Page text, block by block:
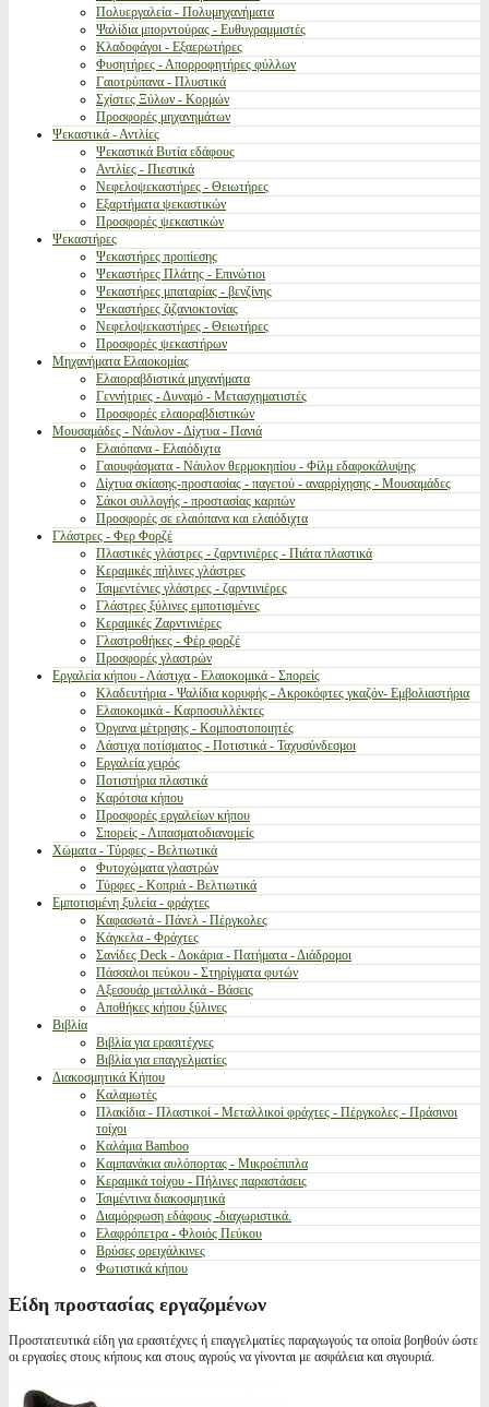
Πολυεργαλεία - Πολυμηχανήματα
Ψαλίδια μπορντούρας - Ευθυγραμμιστές
Κλαδοφάγοι - Εξαερωτήρες
Φυσητήρες - Απορροφητήρες φύλλων
Γαιοτρύπανα - Πλυστικά
Σχίστες Ξύλων - Κορμών
Προσφορές μηχανημάτων
Ψεκαστικά - Αντλίες
Ψεκαστικά Βυτία εδάφους
Αντλίες - Πιεστικά
Νεφελοψεκαστήρες - Θειωτήρες
Εξαρτήματα ψεκαστικών
Προσφορές ψεκαστικών
Ψεκαστήρες
Ψεκαστήρες προπίεσης
Ψεκαστήρες Πλάτης - Επινώτιοι
Ψεκαστήρες μπαταρίας - βενζίνης
Ψεκαστήρες ζιζανιοκτονίας
Νεφελοψεκαστήρες - Θειωτήρες
Προσφορές ψεκαστήρων
Μηχανήματα Ελαιοκομίας
Ελαιοραβδιστικά μηχανήματα
Γεννήτριες - Δυναμό - Μετασχηματιστές
Προσφορές ελαιοραβδιστικών
Μουσαμάδες - Νάυλον - Δίχτυα - Πανιά
Ελαιόπανα - Ελαιόδιχτα
Γαιουφάσματα - Νάυλον θερμοκηπίου - Φίλμ εδαφοκάλυψης
Δίχτυα σκίασης-προστασίας - παγετού - αναρρίχησης - Μουσαμάδες
Σάκοι συλλογής - προστασίας καρπών
Προσφορές σε ελαιόπανα και ελαιόδιχτα
Γλάστρες - Φερ Φορζέ
Πλαστικές γλάστρες - ζαρντινιέρες - Πιάτα πλαστικά
Κεραμικές πήλινες γλάστρες
Τσιμεντένιες γλάστρες - ζαρντινιέρες
Γλάστρες ξύλινες εμποτισμένες
Κεραμικές Ζαρντινιέρες
Γλαστροθήκες - Φέρ φορζέ
Προσφορές γλαστρών
Εργαλεία κήπου - Λάστιχα - Ελαιοκομικά - Σπορείς
Κλαδευτήρια - Ψαλίδια κορυφής - Ακροκόφτες γκαζόν- Εμβολιαστήρια
Ελαιοκομικά - Καρποσυλλέκτες
Όργανα μέτρησης - Κομποστοποιητές
Λάστιχα ποτίσματος - Ποτιστικά - Ταχυσύνδεσμοι
Εργαλεία χειρός
Ποτιστήρια πλαστικά
Καρότσια κήπου
Προσφορές εργαλείων κήπου
Σπορείς - Λιπασματοδιανομείς
Χώματα - Τύρφες - Βελτιωτικά
Φυτοχώματα γλαστρών
Τύρφες - Κοπριά - Βελτιωτικά
Εμποτισμένη ξυλεία - φράχτες
Καφασωτά - Πάνελ - Πέργκολες
Κάγκελα - Φράχτες
Σανίδες Deck - Δοκάρια - Πατήματα - Διάδρομοι
Πάσσαλοι πεύκου - Στηρίγματα φυτών
Αξεσουάρ μεταλλικά - Βάσεις
Αποθήκες κήπου ξύλινες
Βιβλία
Βιβλία για ερασιτέχνες
Βιβλία για επαγγελματίες
Διακοσμητικά Κήπου
Καλαμωτές
Πλακίδια - Πλαστικοί - Μεταλλικοί φράχτες - Πέργκολες - Πράσινοι
τοίχοι
Καλάμια Bamboo
Καμπανάκια αυλόπορτας - Μικροέπιπλα
Κεραμικά τοίχου - Πήλινες παραστάσεις
Τσιμέντινα διακοσμητικά
Διαμόρφωση εδάφους -διαχωριστικά.
Ελαφρόπετρα - Φλοιός Πεύκου
Βρύσες ορειχάλκινες
Φωτιστικά κήπου
Είδη προστασίας εργαζομένων
Προστατευτικά είδη για ερασιτέχνες ή επαγγελματίες παραγωγούς τα οποία βοηθούν ώστε
οι εργασίες στους κήπους και στους αγρούς να γίνονται με ασφάλεια και σιγουριά.